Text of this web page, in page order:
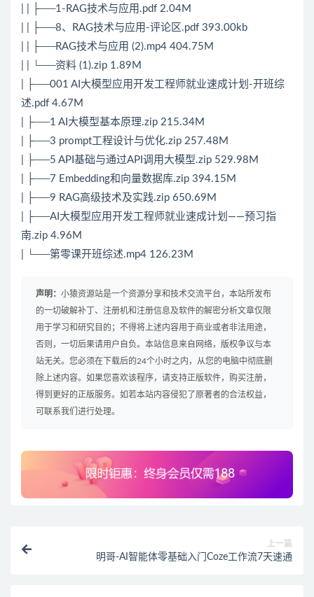
| | ├──1-RAG技术与应用.pdf 2.04M
| | ├──8、RAG技术与应用-评论区.pdf 393.00kb
| | ├──RAG技术与应用 (2).mp4 404.75M
| | └──资料 (1).zip 1.89M
| ├──001 AI大模型应用开发工程师就业速成计划-开班综
述.pdf 4.67M
| ├──1 AI大模型基本原理.zip 215.34M
| ├──3 prompt工程设计与优化.zip 257.48M
| ├──5 API基础与通过API调用大模型.zip 529.98M
| ├──7 Embedding和向量数据库.zip 394.15M
| ├──9 RAG高级技术及实践.zip 650.69M
| ├──AI大模型应用开发工程师就业速成计划——预习指
南.zip 4.96M
| └──第零课开班综述.mp4 126.23M
声明： 小猿资源站是一个资源分享和技术交流平台，本站所发布
的一切破解补丁、注册机和注册信息及软件的解密分析文章仅限
用于学习和研究目的；不得将上述内容用于商业或者非法用途，
否则，一切后果请用户自负。本站信息来自网络，版权争议与本
站无关。您必须在下载后的24个小时之内，从您的电脑中彻底删
除上述内容。如果您喜欢该程序，请支持正版软件，购买注册，
得到更好的正版服务。如若本站内容侵犯了原著者的合法权益，
可联系我们进行处理。
上一篇
明哥-AI智能体零基础入门Coze工作流7天速通